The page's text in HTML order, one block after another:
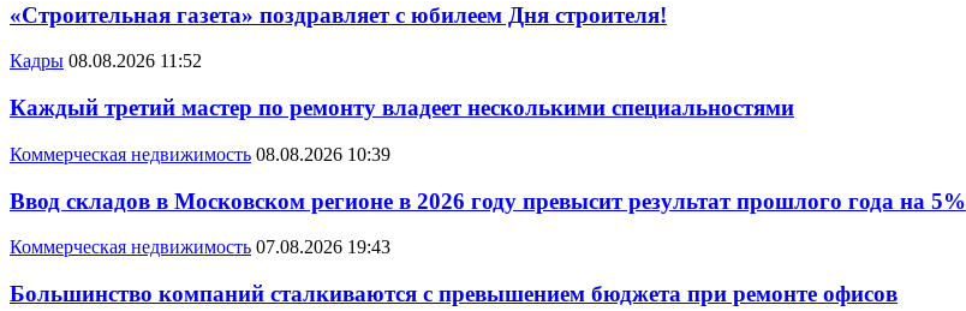
«Строительная газета» поздравляет с юбилеем Дня строителя!
Кадры 08.08.2026 11:52
Каждый третий мастер по ремонту владеет несколькими специальностями
Коммерческая недвижимость 08.08.2026 10:39
Ввод складов в Московском регионе в 2026 году превысит результат прошлого года на 5%
Коммерческая недвижимость 07.08.2026 19:43
Большинство компаний сталкиваются с превышением бюджета при ремонте офисов